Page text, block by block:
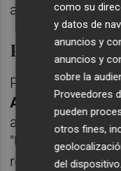
afirma Mas.
Plan
Para Juan
Allfunds,esta
ambicioso plan
"Un plan que
renovado por
como su
y datos de
anuncios y
anuncios y
sobre la
Proveedores
pueden
otros fines,
del